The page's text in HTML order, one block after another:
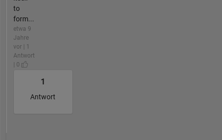
to
form...
etwa 9
Jahre
vor | 1
Antwort
| 0
1
Antwort